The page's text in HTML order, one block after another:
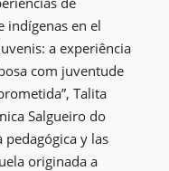
indígenas en el
a experiência
com juventude
Talita
Salgueiro do
y las
originada a